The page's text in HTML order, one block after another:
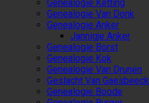
Genealogie Ketting
Genealogie Van Donk
Genealogie Anker
Jannigje Anker
Genealogie Borst
Genealogie Kok
Genealogie Van Drunen
Geslacht Van Gaesbeeck
Genealogie Boode